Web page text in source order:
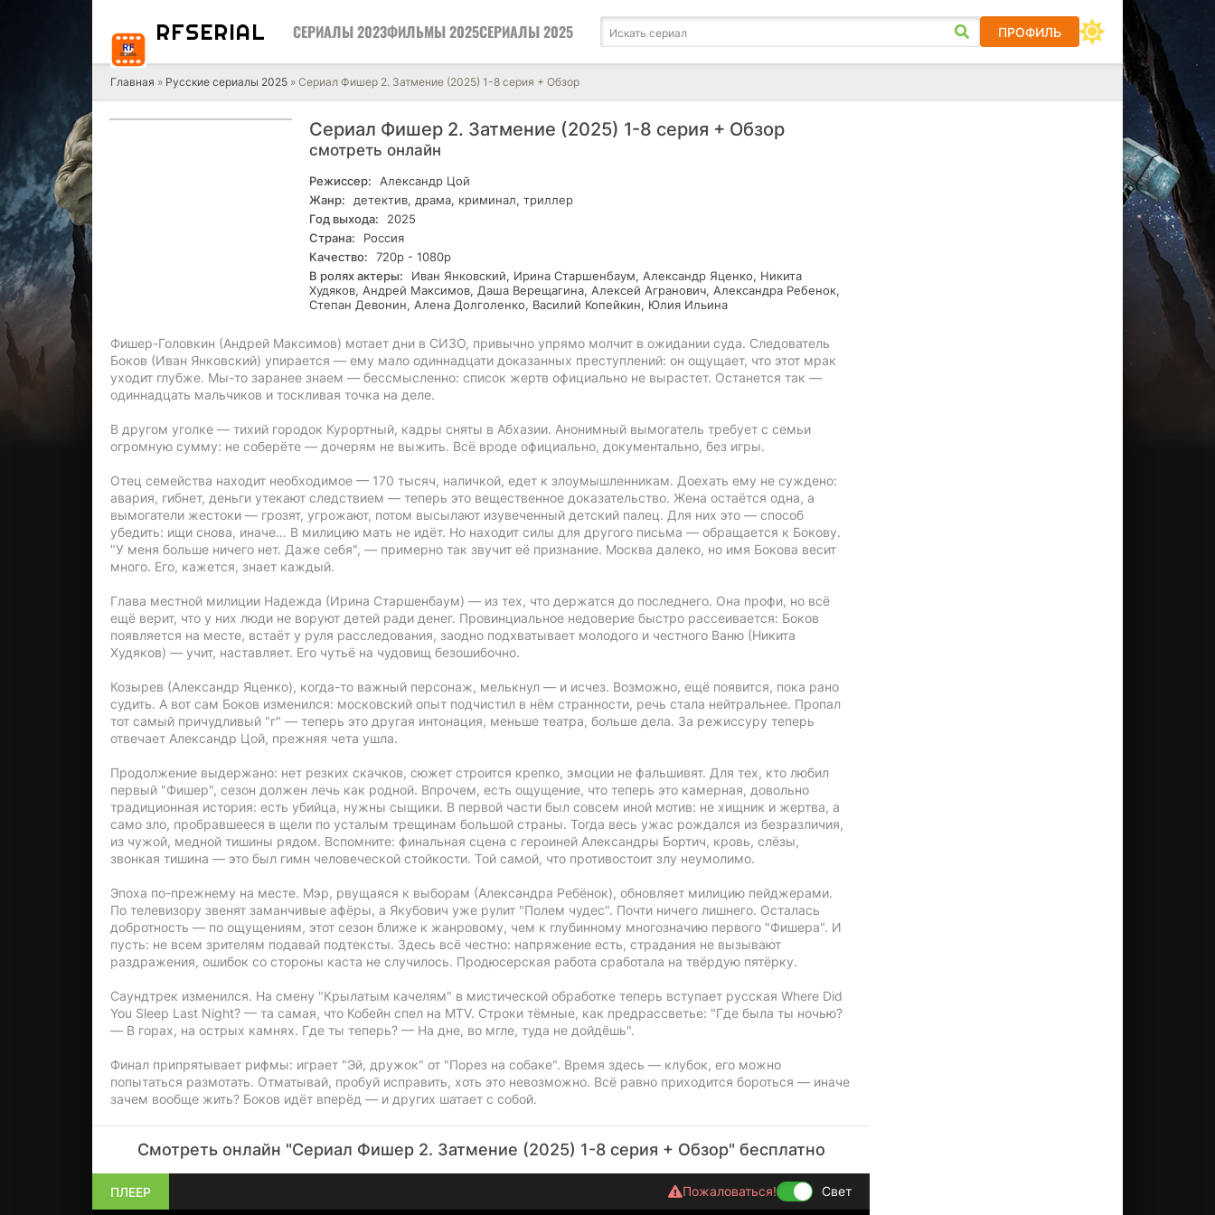
RFSERIAL СЕРИАЛЫ 2023ФИЛЬМЫ 2025СЕРИАЛЫ 2025 ПРОФИЛЬ
Главная » Русские сериалы 2025 » Сериал Фишер 2. Затмение (2025) 1-8 серия + Обзор
Сериал Фишер 2. Затмение (2025) 1-8 серия + Обзор
смотреть онлайн
Режиссер:
Александр Цой
Жанр:
детектив, драма, криминал, триллер
Год выхода:
2025
Страна:
Россия
Качество:
720р - 1080р
В ролях актеры:
Иван Янковский, Ирина Старшенбаум, Александр Яценко, Никита
Худяков, Андрей Максимов, Даша Верещагина, Алексей Агранович, Александра Ребенок,
Степан Девонин, Алена Долголенко, Василий Копейкин, Юлия Ильина
Фишер-Головкин (Андрей Максимов) мотает дни в СИЗО, привычно упрямо молчит в ожидании суда. Следователь
Боков (Иван Янковский) упирается — ему мало одиннадцати доказанных преступлений: он ощущает, что этот мрак
уходит глубже. Мы-то заранее знаем — бессмысленно: список жертв официально не вырастет. Останется так —
одиннадцать мальчиков и тоскливая точка на деле.
В другом уголке — тихий городок Курортный, кадры сняты в Абхазии. Анонимный вымогатель требует с семьи
огромную сумму: не соберёте — дочерям не выжить. Всё вроде официально, документально, без игры.
Отец семейства находит необходимое — 170 тысяч, наличкой, едет к злоумышленникам. Доехать ему не суждено:
авария, гибнет, деньги утекают следствием — теперь это вещественное доказательство. Жена остаётся одна, а
вымогатели жестоки — грозят, угрожают, потом высылают изувеченный детский палец. Для них это — способ
убедить: ищи снова, иначе… В милицию мать не идёт. Но находит силы для другого письма — обращается к Бокову.
"У меня больше ничего нет. Даже себя", — примерно так звучит её признание. Москва далеко, но имя Бокова весит
много. Его, кажется, знает каждый.
Глава местной милиции Надежда (Ирина Старшенбаум) — из тех, что держатся до последнего. Она профи, но всё
ещё верит, что у них люди не воруют детей ради денег. Провинциальное недоверие быстро рассеивается: Боков
появляется на месте, встаёт у руля расследования, заодно подхватывает молодого и честного Ваню (Никита
Худяков) — учит, наставляет. Его чутьё на чудовищ безошибочно.
Козырев (Александр Яценко), когда-то важный персонаж, мелькнул — и исчез. Возможно, ещё появится, пока рано
судить. А вот сам Боков изменился: московский опыт подчистил в нём странности, речь стала нейтральнее. Пропал
тот самый причудливый "г" — теперь это другая интонация, меньше театра, больше дела. За режиссуру теперь
отвечает Александр Цой, прежняя чета ушла.
Продолжение выдержано: нет резких скачков, сюжет строится крепко, эмоции не фальшивят. Для тех, кто любил
первый "Фишер", сезон должен лечь как родной. Впрочем, есть ощущение, что теперь это камерная, довольно
традиционная история: есть убийца, нужны сыщики. В первой части был совсем иной мотив: не хищник и жертва, а
само зло, пробравшееся в щели по усталым трещинам большой страны. Тогда весь ужас рождался из безразличия,
из чужой, медной тишины рядом. Вспомните: финальная сцена с героиней Александры Бортич, кровь, слёзы,
звонкая тишина — это был гимн человеческой стойкости. Той самой, что противостоит злу неумолимо.
Эпоха по-прежнему на месте. Мэр, рвущаяся к выборам (Александра Ребёнок), обновляет милицию пейджерами.
По телевизору звенят заманчивые афёры, а Якубович уже рулит "Полем чудес". Почти ничего лишнего. Осталась
добротность — по ощущениям, этот сезон ближе к жанровому, чем к глубинному многозначию первого "Фишера". И
пусть: не всем зрителям подавай подтексты. Здесь всё честно: напряжение есть, страдания не вызывают
раздражения, ошибок со стороны каста не случилось. Продюсерская работа сработала на твёрдую пятёрку.
Саундтрек изменился. На смену "Крылатым качелям" в мистической обработке теперь вступает русская Where Did
You Sleep Last Night? — та самая, что Кобейн спел на MTV. Строки тёмные, как предрассветье: "Где была ты ночью?
— В горах, на острых камнях. Где ты теперь? — На дне, во мгле, туда не дойдёшь".
Финал припрятывает рифмы: играет "Эй, дружок" от "Порез на собаке". Время здесь — клубок, его можно
попытаться размотать. Отматывай, пробуй исправить, хоть это невозможно. Всё равно приходится бороться — иначе
зачем вообще жить? Боков идёт вперёд — и других шатает с собой.
Смотреть онлайн "Сериал Фишер 2. Затмение (2025) 1-8 серия + Обзор" бесплатно
ПЛЕЕР Пожаловаться! Свет